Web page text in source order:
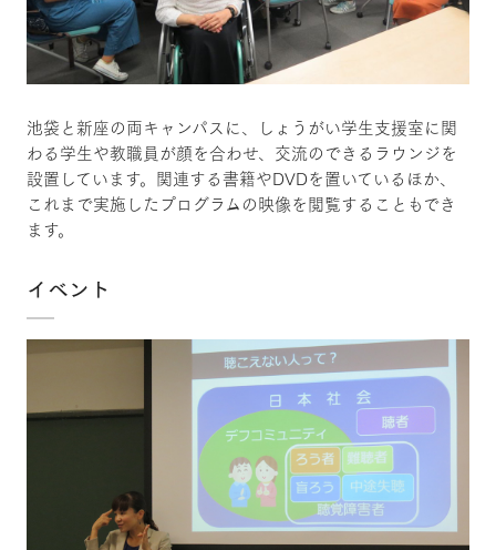
池袋と新座の両キャンパスに、しょうがい学生支援室に関
わる学生や教職員が顔を合わせ、交流のできるラウンジを
設置しています。関連する書籍やDVDを置いているほか、
これまで実施したプログラムの映像を閲覧することもでき
ます。
イベント